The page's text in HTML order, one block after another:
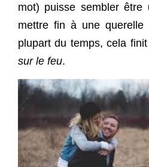
mot) puisse sembler être
mettre fin à une
plupart du temps, cela
sur le feu.